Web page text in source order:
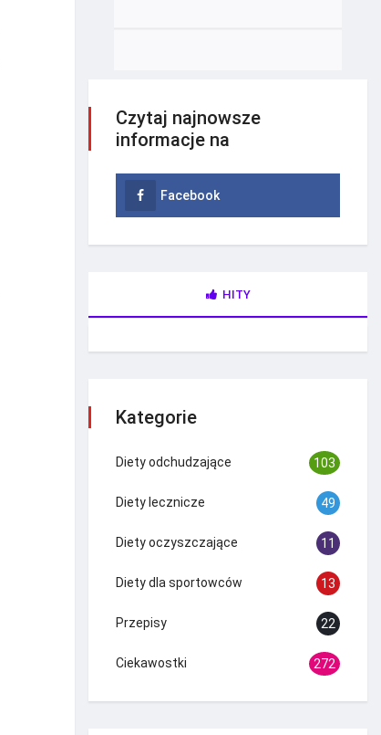
Czytaj najnowsze
informacje na
Facebook
HITY
Kategorie
Diety odchudzające 103
Diety lecznicze 49
Diety oczyszczające 11
Diety dla sportowców 13
Przepisy 22
Ciekawostki 272